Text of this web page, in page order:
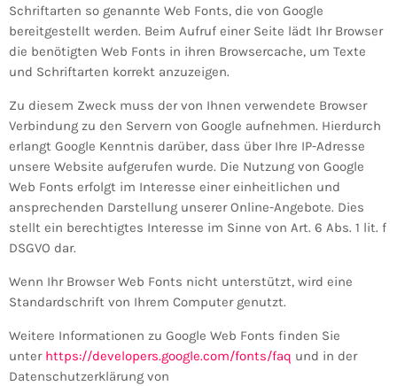
Schriftarten so genannte Web Fonts, die von Google
bereitgestellt werden. Beim Aufruf einer Seite lädt Ihr Browser
die benötigten Web Fonts in ihren Browsercache, um Texte
und Schriftarten korrekt anzuzeigen.
Zu diesem Zweck muss der von Ihnen verwendete Browser
Verbindung zu den Servern von Google aufnehmen. Hierdurch
erlangt Google Kenntnis darüber, dass über Ihre IP-Adresse
unsere Website aufgerufen wurde. Die Nutzung von Google
Web Fonts erfolgt im Interesse einer einheitlichen und
ansprechenden Darstellung unserer Online-Angebote. Dies
stellt ein berechtigtes Interesse im Sinne von Art. 6 Abs. 1 lit. f
DSGVO dar.
Wenn Ihr Browser Web Fonts nicht unterstützt, wird eine
Standardschrift von Ihrem Computer genutzt.
Weitere Informationen zu Google Web Fonts finden Sie
unter https://developers.google.com/fonts/faq und in der
Datenschutzerklärung von